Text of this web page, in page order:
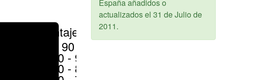
Porcentajes
> 90 %
80 - 90 %
70 - 80 %
España añadidos o
actualizados el 31 de Julio de
2011.